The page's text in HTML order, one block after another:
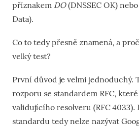
příznakem DO(DNSSEC OK) nebo
Data).
Co to tedy přesně znamená, a
velký test?
První důvod je velmi jednoduchý.
rozporu se standardem RFC,
validujícího resolveru (RFC 4033).
standardu tedy nelze nazývat